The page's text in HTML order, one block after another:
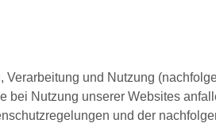
und Nutzung
bei Nutzung unserer Websites
und der